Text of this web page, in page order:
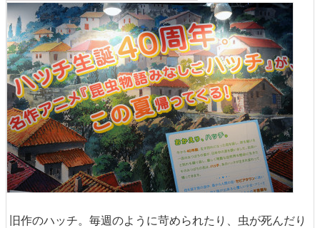
旧作のハッチ。毎週のように苛められたり、虫が死んだり